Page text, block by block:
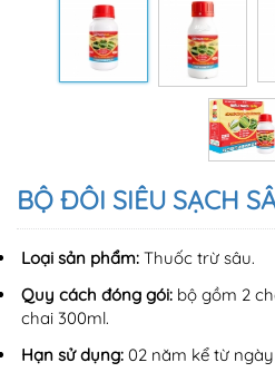
BỘ ĐÔI SIÊU SẠCH
Loại sản phẩm: Thuốc trừ sâu.
Quy cách đóng gói: bộ gồm 2
chai 300ml.
Hạn sử dụng: 02 năm kể từ